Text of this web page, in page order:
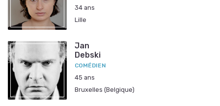
34 ans
Lille
Jan
Debski
COMÉDIEN
45 ans
Bruxelles (Belgique)